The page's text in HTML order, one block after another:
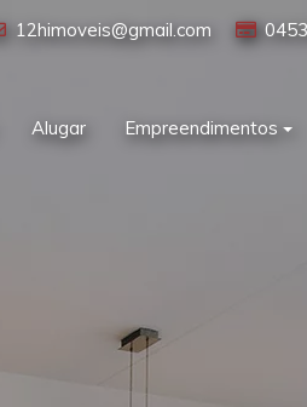
12himoveis@gmail.com
Alugar Empreendimentos